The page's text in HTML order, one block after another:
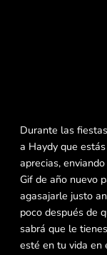
Durante las
a Haydy que
aprecias,
Gif de año nuevo
agasajarle justo
poco después de
sabrá que le
esté en tu vida en